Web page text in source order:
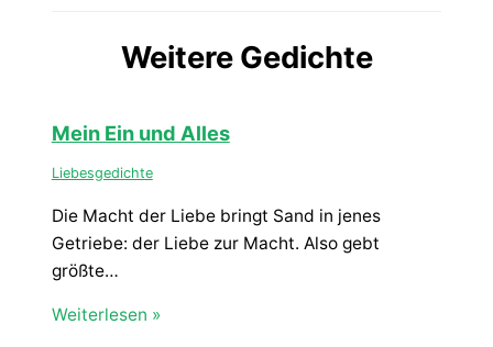
Weitere Gedichte
Mein Ein und Alles
Liebesgedichte
Die Macht der Liebe bringt Sand in jenes
Getriebe: der Liebe zur Macht. Also gebt
größte…
Weiterlesen »